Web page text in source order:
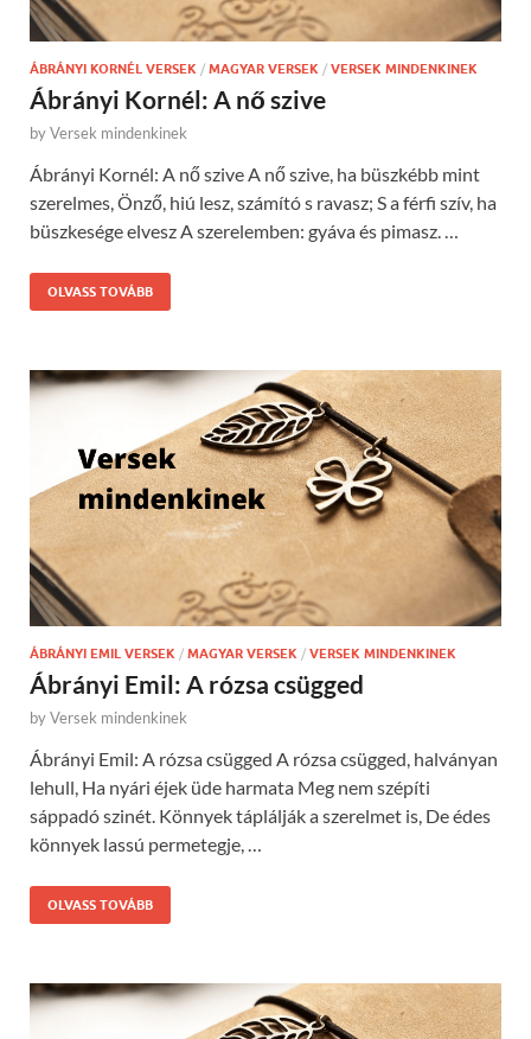
ÁBRÁNYI KORNÉL VERSEK / MAGYAR VERSEK / VERSEK MINDENKINEK
Ábrányi Kornél: A nő szive
byVersek mindenkinek
Ábrányi Kornél: A nő szive A nő szive, ha büszkébb mint
szerelmes, Önző, hiú lesz, számító s ravasz; S a férfi szív, ha
büszkesége elvesz A szerelemben: gyáva és pimasz. …
OLVASS TOVÁBB
ÁBRÁNYI EMIL VERSEK / MAGYAR VERSEK / VERSEK MINDENKINEK
Ábrányi Emil: A rózsa csügged
byVersek mindenkinek
Ábrányi Emil: A rózsa csügged A rózsa csügged, halványan
lehull, Ha nyári éjek üde harmata Meg nem szépíti
sáppadó szinét. Könnyek táplálják a szerelmet is, De édes
könnyek lassú permetegje, …
OLVASS TOVÁBB